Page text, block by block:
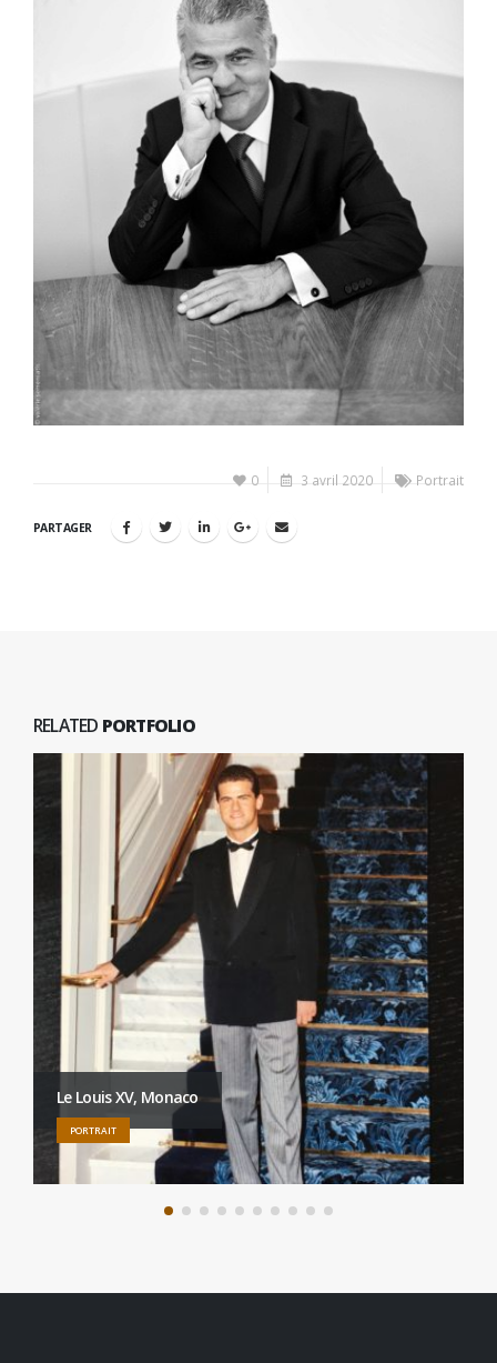
0 3 avril 2020 Portrait
PARTAGER
RELATED PORTFOLIO
Le Louis XV, Monaco
PORTRAIT